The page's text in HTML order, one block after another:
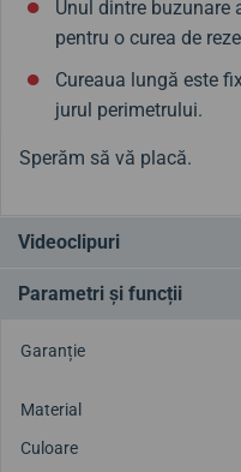
Unul dintre buzunare
pentru o curea de
Cureaua lungă este
jurul perimetrului.
Sperăm să vă placă.
Videoclipuri
Parametri și funcții
Garanție
Material
Culoare